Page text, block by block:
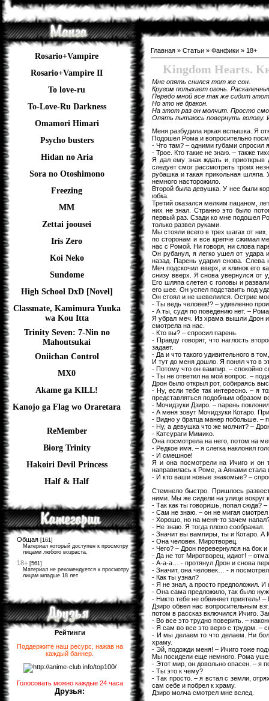
Rosario+Vampire
Rosario+Vampire II
To love-ru
To-Love-Ru Darkness
Omamori Himari
Psycho busters
Hidan no Aria
Sora no Otoshimono
Freezing
ММ
Zettai joousei
Iris Zero
Koi Neko
Sundome
High School DxD [Novel]
Classmate, Kamimura Yuuka
wa Kou Itta
Trinity Seven: 7-Nin no
Mahoutsukai
Oniichan Control
MX0
Akame ga KILL!
Kanojo ga Flag wo Oraretara
ReMember
Biorg Trinity
Hakoiri Devil Princess
Half & Half
Общая [161]
Материал который доступен к просмотру
лицами любого возраста.
18+ [561]
Материал не рекомендуется к просмотру
лицам младше 18 лет
Рейтинги
Поддержите наш ресурс, нажав на
каждый баннер
Голосовать можно каждые 24 часа
Друзья:
Главная » Статьи » Фанфики » 18+
Kingdom Hearts.
Мне опять снился тот же сон.
Кругом полыхает огонь.
Передо мной все так же сидит
Но это не дракон.
На этот раз он молчит. Просто
Опять пытаюсь повернуть голову.
Меня разбудила яркая вспышка. Я
Подошел Рома и вопросительно
- Что там? – одними губами спросил
- Трое. Кто такие не знаю. – также
Я дал ему знак ждать и, приоткрыв
следует смог рассмотреть троих
рубашка и такая прикольная
немного насторожило.
Второй была девушка. У нее были
юбка.
Третий оказался мелким пацаном,
них не знал. Странно это было
первый раз. Сзади ко мне подошел
только развел руками.
Мы стояли всего в трех шагах от
по сторонам и все крепче сжимал
нас с Ромой. Ни говоря, ни слова
Он рубанул, я легко ушел от удара
назад. Парень ударил снова. Слева
Меч подскочил вверх, и клинок его
снизу вверх. Я снова увернулся от
Его шляпа слетел с головы и
его шее. Он успел подставить под
Он стоял и не шевелился. Острие
- Ты ведь человек!? – удивленно
- А ты, судя по поведению нет. –
Я убрал меч. Из храма вышли Дрон и
смотрела на нас.
- Кто вы? – спросил парень.
- Правду говорят, что наглость
задает.
- Да и что такого удивительного в
И тут до меня дошло. Я понял что в
- Потому что он вампир. – спокойно
- Ты не ответил на мой вопрос. –
Дрон было открыл рот, собираясь
- Ну, если тебе так интересно. – я
представляться подобным образом
- Мочидзуки Дзиро. – парень
- А меня зовут Мочидзуки Котаро.
- Видно у братца манер побольше. –
- Ну, а девушка что же молчит? –
- Катсураги Мимико.
Она посмотрела на него, потом на
- Редкое имя. – я слегка наклонил
- И смешное!
Я и она посмотрели на Ичиго и он
направилась к Роме, а Аянами стала
- И кто ваши новые знакомые? –
Стемнело быстро. Пришлось
ними. Мы же сидели на улице вокруг
- Так как ты говоришь, попал сюда?
- Сам не знаю. – он не мигая
- Хорошо, но на меня-то зачем
- Не знаю. Я тогда плохо соображал.
- Значит вы вампиры, ты и Котаро. А
- Она человек. Миротворец.
- Чего? – Дрон перевернулся на бок
- Да не тот Миротворец, идиот! –
- А-а-а… - протянул Дрон и снова
- Значит, она человек… - я
- Как ты узнал?
- Я не знал, а просто предположил. И
- Она сама предложило, так было
- Никто тебе не обвиняет приятель!
Дзиро обвел нас вопросительным
потом в рассказ включился Ичиго.
- Во все это трудно поверить. –
- Я сам во все это верю с трудом. –
- И мы делаем то что делаем. Ни
храму.
- Эй, подожди меня! – Ичиго тоже
Мы посидели еще немного. Рома
- Этот мир, он довольно опасен. – я
- Ты это к чему?
- Так просто. – я встал с земли,
сам себе и побрел к храму.
Дзиро молча смотрел мне вслед.